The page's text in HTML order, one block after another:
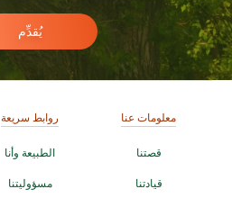
يُقدِّم
معلومات عنا
قصتنا
قيادتنا
روابط سريعة
الطبيعة وأنا
مسؤوليتنا